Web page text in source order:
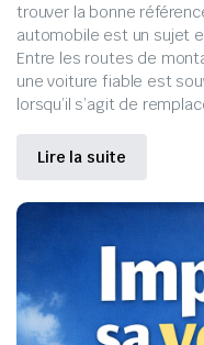
trouver la bonne
automobile est un sujet
Entre les routes de
une voiture fiable est
lorsqu’il s’agit de
Lire la suite